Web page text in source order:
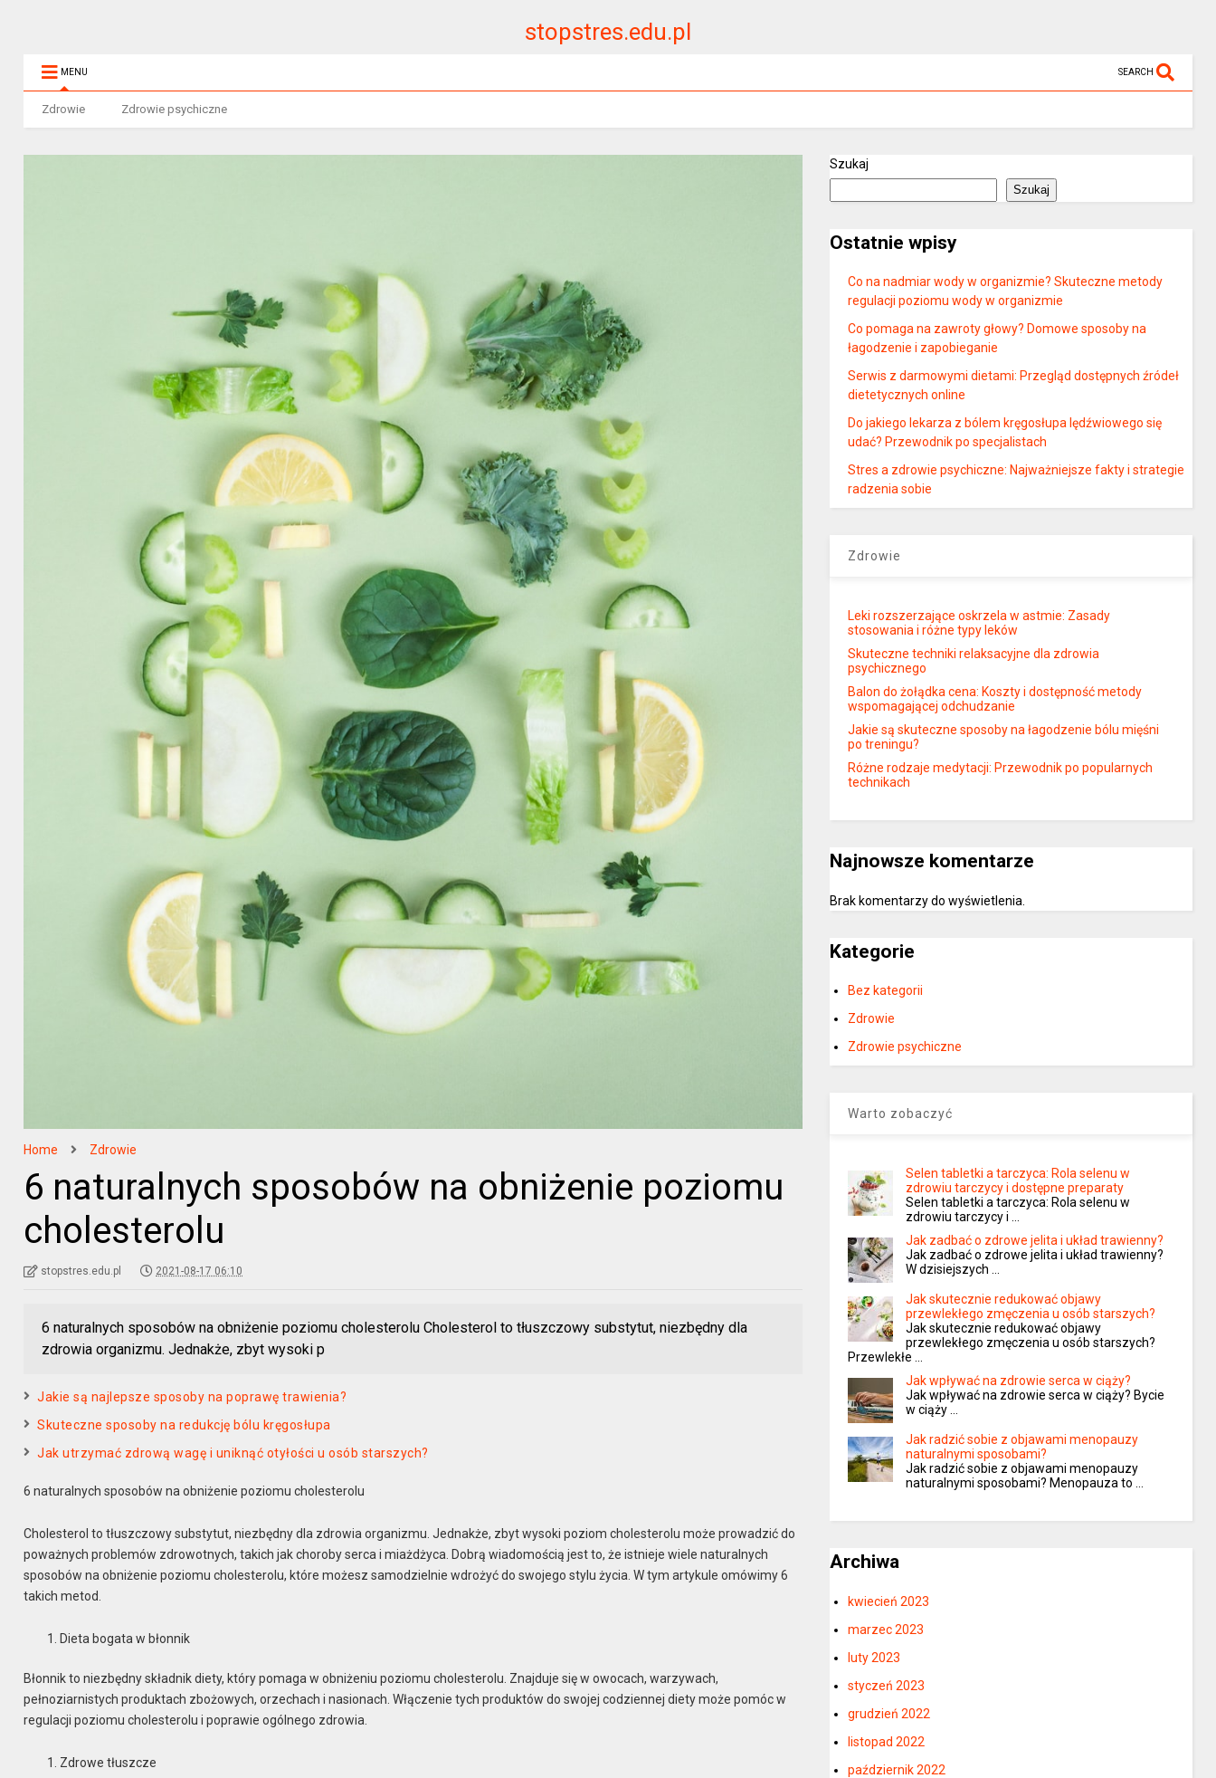
stopstres.edu.pl
MENU SEARCH
Zdrowie Zdrowie psychiczne
Home Zdrowie
6 naturalnych sposobów na obniżenie poziomu
cholesterolu
stopstres.edu.pl 2021-08-17 06:10
6 naturalnych sposobów na obniżenie poziomu cholesterolu Cholesterol to tłuszczowy substytut, niezbędny dla
zdrowia organizmu. Jednakże, zbyt wysoki p
Jakie są najlepsze sposoby na poprawę trawienia?
Skuteczne sposoby na redukcję bólu kręgosłupa
Jak utrzymać zdrową wagę i uniknąć otyłości u osób starszych?
6 naturalnych sposobów na obniżenie poziomu cholesterolu
Cholesterol to tłuszczowy substytut, niezbędny dla zdrowia organizmu. Jednakże, zbyt wysoki poziom cholesterolu może prowadzić do
poważnych problemów zdrowotnych, takich jak choroby serca i miażdżyca. Dobrą wiadomością jest to, że istnieje wiele naturalnych
sposobów na obniżenie poziomu cholesterolu, które możesz samodzielnie wdrożyć do swojego stylu życia. W tym artykule omówimy 6
takich metod.
Dieta bogata w błonnik
Błonnik to niezbędny składnik diety, który pomaga w obniżeniu poziomu cholesterolu. Znajduje się w owocach, warzywach,
pełnoziarnistych produktach zbożowych, orzechach i nasionach. Włączenie tych produktów do swojej codziennej diety może pomóc w
regulacji poziomu cholesterolu i poprawie ogólnego zdrowia.
Zdrowe tłuszcze
Szukaj
Szukaj
Ostatnie wpisy
Co na nadmiar wody w organizmie? Skuteczne metody
regulacji poziomu wody w organizmie
Co pomaga na zawroty głowy? Domowe sposoby na
łagodzenie i zapobieganie
Serwis z darmowymi dietami: Przegląd dostępnych źródeł
dietetycznych online
Do jakiego lekarza z bólem kręgosłupa lędźwiowego się
udać? Przewodnik po specjalistach
Stres a zdrowie psychiczne: Najważniejsze fakty i strategie
radzenia sobie
Zdrowie
Leki rozszerzające oskrzela w astmie: Zasady
stosowania i różne typy leków
Skuteczne techniki relaksacyjne dla zdrowia
psychicznego
Balon do żołądka cena: Koszty i dostępność metody
wspomagającej odchudzanie
Jakie są skuteczne sposoby na łagodzenie bólu mięśni
po treningu?
Różne rodzaje medytacji: Przewodnik po popularnych
technikach
Najnowsze komentarze
Brak komentarzy do wyświetlenia.
Kategorie
Bez kategorii
Zdrowie
Zdrowie psychiczne
Warto zobaczyć
Selen tabletki a tarczyca: Rola selenu w
zdrowiu tarczycy i dostępne preparaty
Selen tabletki a tarczyca: Rola selenu w
zdrowiu tarczycy i …
Jak zadbać o zdrowe jelita i układ trawienny?
Jak zadbać o zdrowe jelita i układ trawienny?
W dzisiejszych …
Jak skutecznie redukować objawy
przewlekłego zmęczenia u osób starszych?
Jak skutecznie redukować objawy
przewlekłego zmęczenia u osób starszych?
Przewlekłe …
Jak wpływać na zdrowie serca w ciąży?
Jak wpływać na zdrowie serca w ciąży? Bycie
w ciąży …
Jak radzić sobie z objawami menopauzy
naturalnymi sposobami?
Jak radzić sobie z objawami menopauzy
naturalnymi sposobami? Menopauza to …
Archiwa
kwiecień 2023
marzec 2023
luty 2023
styczeń 2023
grudzień 2022
listopad 2022
październik 2022